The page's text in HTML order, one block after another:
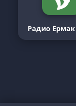
Радио